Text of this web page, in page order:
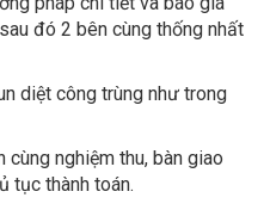
diệt công trùng như trong
nghiệm thu, bàn giao